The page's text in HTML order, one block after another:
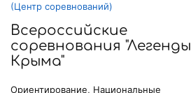
(Центр соревнований)
Всероссийские
соревнования "Легенды
Крыма"
Ориентирование, Национальные